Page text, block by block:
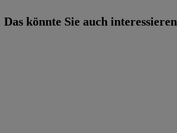
Das könnte Sie auch interessieren